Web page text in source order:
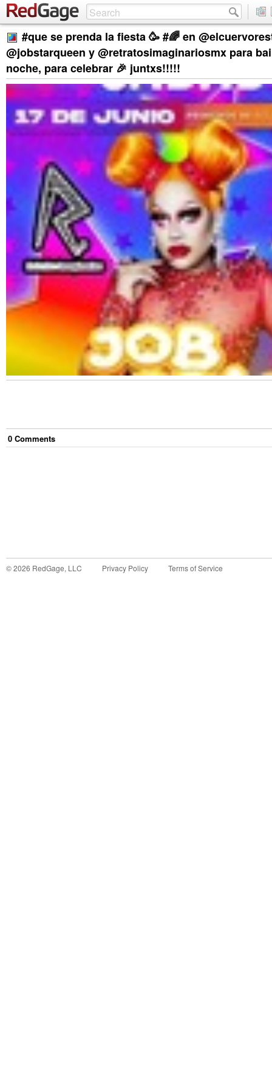
#que se prenda la fiesta 🥳 #🌈 en
@jobstarqueen y @retratosimaginariosmx para
noche, para celebrar 🎉 juntxs!!!!!
0 Comments
©2026 RedGage, LLC Privacy Policy Terms of Service